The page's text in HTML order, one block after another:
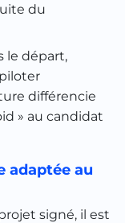
du
le départ,
différencie
» au candidat
adaptée au
signé, il est